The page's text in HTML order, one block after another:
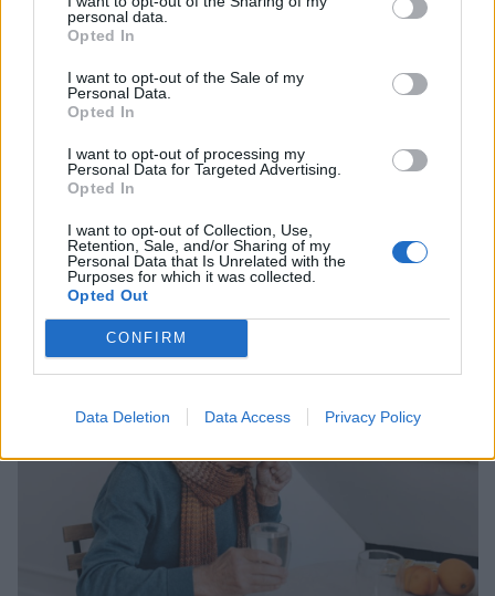
personal data.
Opted In
I want to opt-out of the Sale of my
Personal Data.
Opted In
I want to opt-out of processing my
Personal Data for Targeted Advertising.
Opted In
I want to opt-out of Collection, Use,
Retention, Sale, and/or Sharing of my
Personal Data that Is Unrelated with the
Purposes for which it was collected.
Opted Out
CONFIRM
Data Deletion Data Access Privacy Policy
a nyelési nehézség, súlyosabb esetben akár
fájdalommal is járhat.
7. Fogzománc károsodás
nyelőcsövet, hanem a fogzománcot is károsíthatja.
Ha többször van savas felböfögés, idővel a fogak
érzékennyé válhatnak vagy elszíneződhetnek.